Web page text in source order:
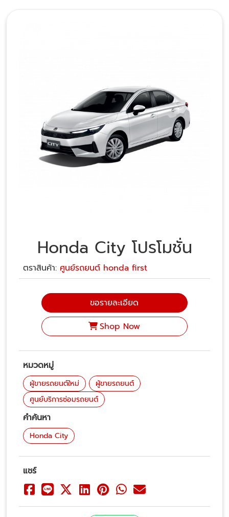
Honda City โปรโมชั่น
ตราสินค้า: ศูนย์รถยนต์ honda first
ขอรายละเอียด
Shop Now
หมวดหมู่
ผู้ขายรถยนต์ใหม่
ผู้ขายรถยนต์
ศูนย์บริการซ่อมรถยนต์
คำค้นหา
Honda City
แชร์